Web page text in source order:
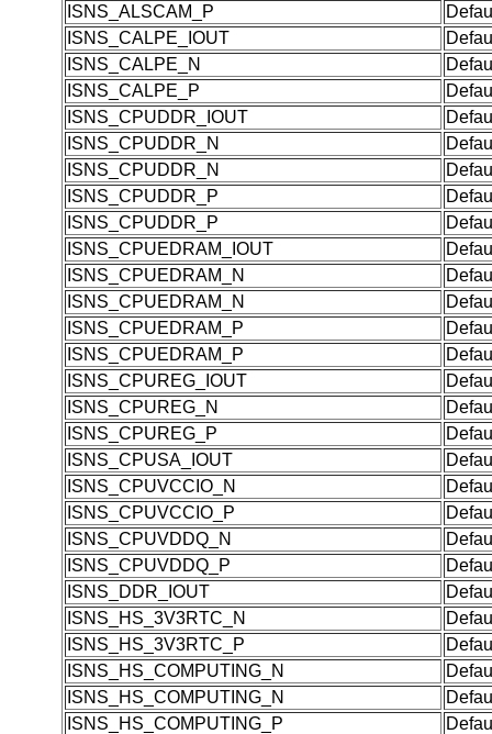
ISNS_ALSCAM_P
ISNS_CALPE_IOUT
ISNS_CALPE_N
ISNS_CALPE_P
ISNS_CPUDDR_IOUT
ISNS_CPUDDR_N
ISNS_CPUDDR_N
ISNS_CPUDDR_P
ISNS_CPUDDR_P
ISNS_CPUEDRAM_IOUT
ISNS_CPUEDRAM_N
ISNS_CPUEDRAM_N
ISNS_CPUEDRAM_P
ISNS_CPUEDRAM_P
ISNS_CPUREG_IOUT
ISNS_CPUREG_N
ISNS_CPUREG_P
ISNS_CPUSA_IOUT
ISNS_CPUVCCIO_N
ISNS_CPUVCCIO_P
ISNS_CPUVDDQ_N
ISNS_CPUVDDQ_P
ISNS_DDR_IOUT
ISNS_HS_3V3RTC_N
ISNS_HS_3V3RTC_P
ISNS_HS_COMPUTING_N
ISNS_HS_COMPUTING_N
ISNS_HS_COMPUTING_P